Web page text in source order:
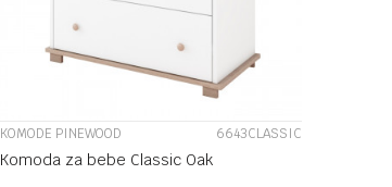
KOMODE PINEWOOD 6643CLASSIC
Komoda za bebe Classic Oak